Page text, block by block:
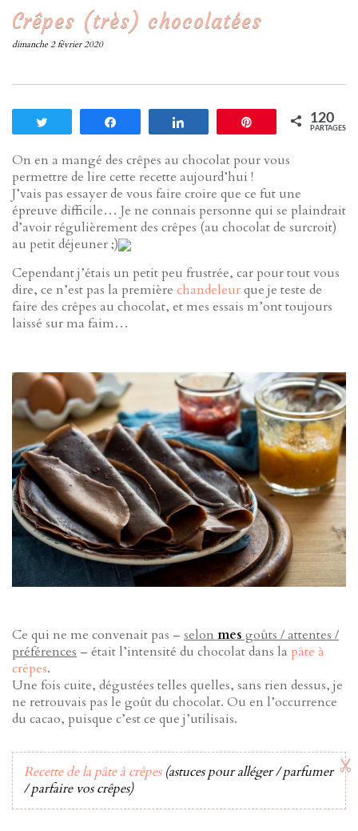
Crêpes (très) chocolatées
dimanche 2 février 2020
Enregistrer120
PARTAGES
On en a mangé des crêpes au chocolat pour vous
permettre de lire cette recette aujourd’hui !
J’vais pas essayer de vous faire croire que ce fut une
épreuve difficile… Je ne connais personne qui se plaindrait
d’avoir régulièrement des crêpes (au chocolat de surcroit)
au petit déjeuner ;)
Cependant j’étais un petit peu frustrée, car pour tout vous
dire, ce n’est pas la première chandeleurque je teste de
faire des crêpes au chocolat, et mes essais m’ont toujours
laissé sur ma faim…
Ce qui ne me convenait pas – selon mes goûts / attentes /
préférences – était l’intensité du chocolat dans la pâte à
crêpes.
Une fois cuite, dégustées telles quelles, sans rien dessus, je
ne retrouvais pas le goût du chocolat. Ou en l’occurrence
du cacao, puisque c’est ce que j’utilisais.
Recette de la pâte à crêpes(astuces pour alléger / parfumer
/ parfaire vos crêpes)